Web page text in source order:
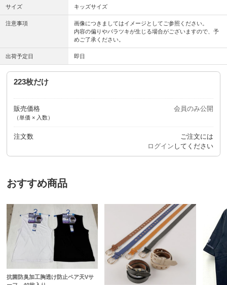
サイズ キッズサイズ
注意事項
画像につきましてはイメージとしてご参照ください。
内容の偏りやバラツキが生じる場合がございますので、予
めご了承ください。
出荷予定日 即日
223枚だけ
販売価格
（単価 × 入数）
会員のみ公開
注文数
ご注文には
ログイン してください
おすすめ商品
抗菌防臭加工胸透け防止ペア天Vサ